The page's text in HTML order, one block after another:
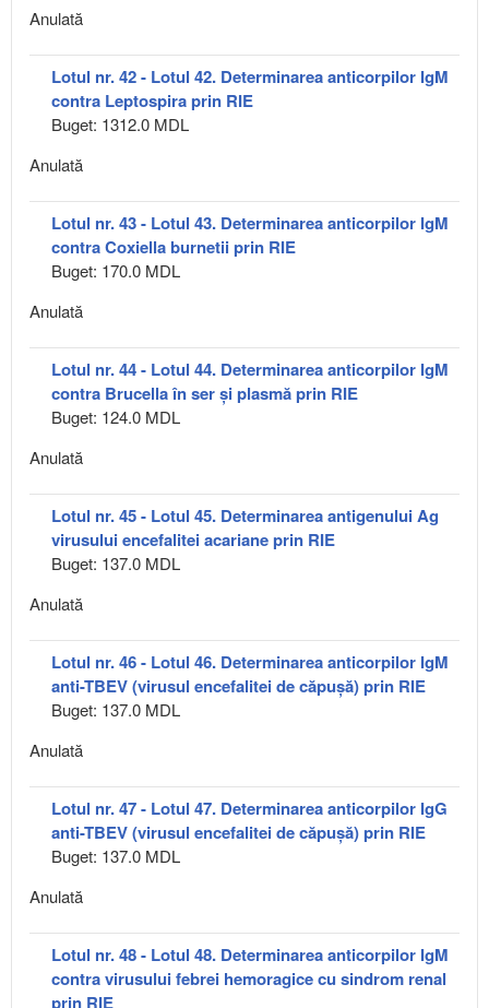
Anulată
Lotul nr. 42 - Lotul 42. Determinarea anticorpilor IgM
contra Leptospira prin RIE
Buget: 1312.0 MDL
Anulată
Lotul nr. 43 - Lotul 43. Determinarea anticorpilor IgM
contra Coxiella burnetii prin RIE
Buget: 170.0 MDL
Anulată
Lotul nr. 44 - Lotul 44. Determinarea anticorpilor IgM
contra Brucella în ser și plasmă prin RIE
Buget: 124.0 MDL
Anulată
Lotul nr. 45 - Lotul 45. Determinarea antigenului Ag
virusului encefalitei acariane prin RIE
Buget: 137.0 MDL
Anulată
Lotul nr. 46 - Lotul 46. Determinarea anticorpilor IgM
anti-TBEV (virusul encefalitei de căpușă) prin RIE
Buget: 137.0 MDL
Anulată
Lotul nr. 47 - Lotul 47. Determinarea anticorpilor IgG
anti-TBEV (virusul encefalitei de căpușă) prin RIE
Buget: 137.0 MDL
Anulată
Lotul nr. 48 - Lotul 48. Determinarea anticorpilor IgM
contra virusului febrei hemoragice cu sindrom renal
prin RIE